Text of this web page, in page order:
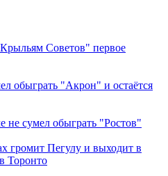
Советов" первое
обыграть "Акрон" и остаётся
сумел обыграть "Ростов"
громит Пегулу и выходит в
Торонто